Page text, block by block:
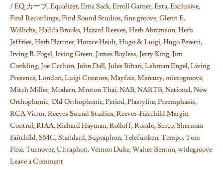
/ EQ カーブ,Equalizer,Erna Sack,Erroll Garner,Esta,Exclusive,
Find Recordings,Find Sound Studios,fine groove,Glenn E.
Wallichs,Hadda Brooks,Hazard Reeves,Herb Abramson,Herb
Jeffries,Herb Plattner,Horace Heidt,Hugo & Luigi,Hugo Peretti,
Irving B. Fogel,Irving Green,James Bayless,Jerry King,Jim
Conkling,Joe Carlton,John Dall,Jules Bihari,Lehman Engel,Living
Presence,London,Luigi Creatore,Mayfair,Mercury,microgroove,
Mitch Miller,Modern,Mroton Thai,NAB,NARTB,National,New
Orthophonic,Old Orthophonic,Period,Plastylite,Preemphasis,
RCA Victor,Reeves Sound Studios,Reeves-Fairchild Margin
Control,RIAA,Richard Hayman,Rolloff,Rondo,Seeco,Sherman
Fairchild,SMC,Standard,Supraphon,Telefunken,Tempo,Tom
Fine,Turnover,Ultraphon,Vernon Duke,Walter Benton,widegroove
Leave a Comment